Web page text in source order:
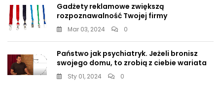
Gadżety reklamowe zwiększą
rozpoznawalność Twojej firmy
Mar 03, 2024 0
Państwo jak psychiatryk. Jeżeli bronisz
swojego domu, to zrobią z ciebie wariata
Sty 01, 2024 0